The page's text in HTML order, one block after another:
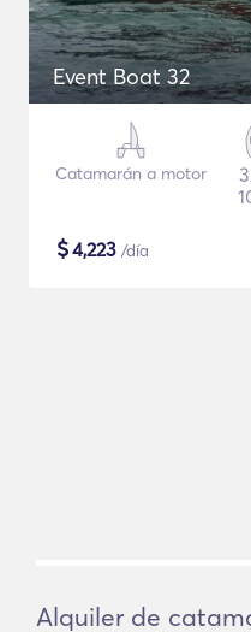
Event Boat 32
Catamarán a motor
$4,223 /día
Alquiler de